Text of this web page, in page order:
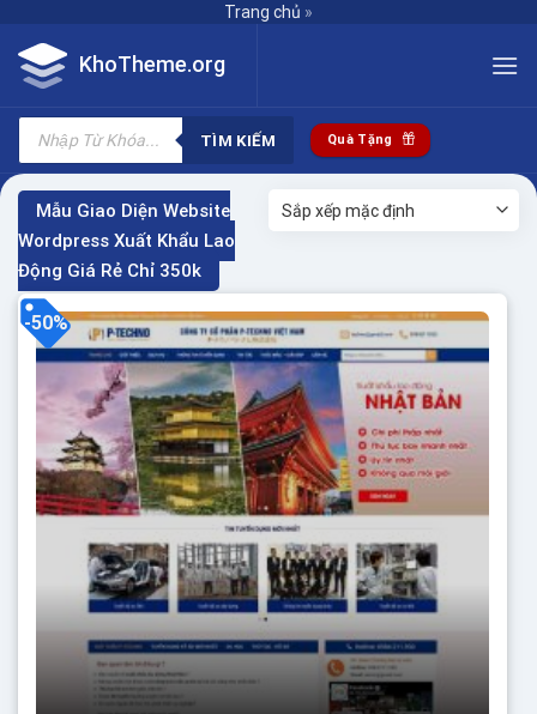
content
Trang chủ »
KhoTheme.org
Tìm
kiếm
phẩm
TÌM KIẾM Quà Tặng
Mẫu Giao Diện Website
Wordpress Xuất Khẩu Lao
Động Giá Rẻ Chỉ 350k
-50%